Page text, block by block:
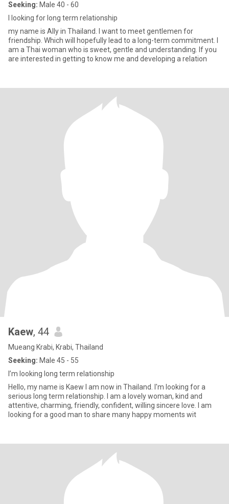
Seeking: Male 40 - 60
I looking for long term relationship
my name is Ally in Thailand. I want to meet gentlemen for
friendship. Which will hopefully lead to a long-term commitment. I
am a Thai woman who is sweet, gentle and understanding. If you
are interested in getting to know me and developing a relation
Kaew, 44
Mueang Krabi, Krabi, Thailand
Seeking: Male 45 - 55
I’m looking long term relationship
Hello, my name is Kaew I am now in Thailand. I'm looking for a
serious long term relationship. I am a lovely woman, kind and
attentive, charming, friendly, confident, willing sincere love. I am
looking for a good man to share many happy moments wit